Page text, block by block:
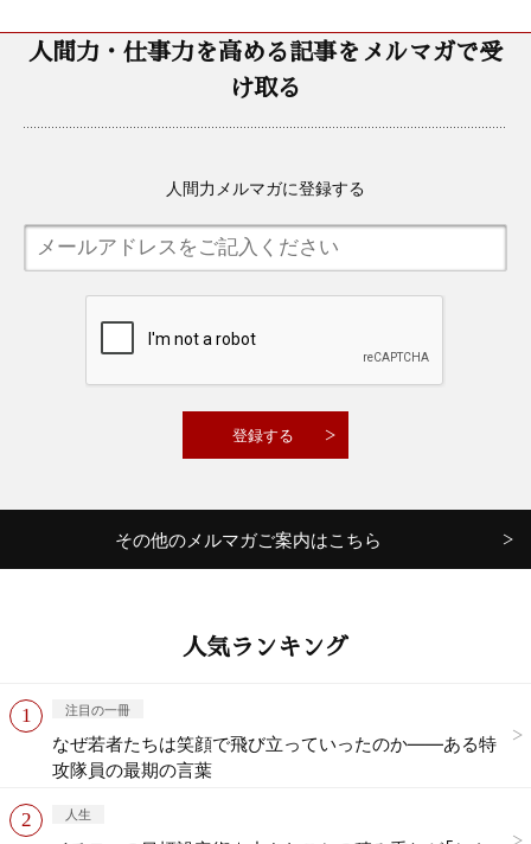
人間力・仕事力を高める記事をメルマガで受
け取る
人間力メルマガに登録する
その他のメルマガご案内はこちら
人気ランキング
注目の一冊
なぜ若者たちは笑顔で飛び立っていったのか——ある特
攻隊員の最期の言葉
人生